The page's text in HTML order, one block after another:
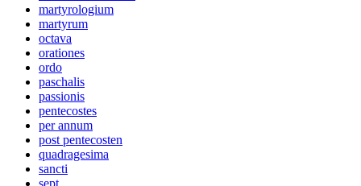
martyrologium
martyrum
octava
orationes
ordo
paschalis
passionis
pentecostes
per annum
post pentecosten
quadragesima
sancti
sept.